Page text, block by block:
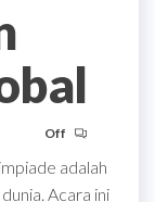
Off
adalah
Acara ini